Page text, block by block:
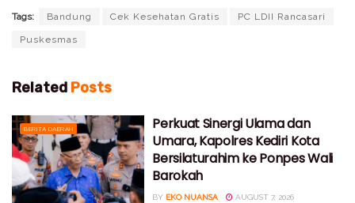
Tags: Bandung Cek Kesehatan Gratis PC LDII Rancasari
Puskesmas
Related Posts
BERITA DAERAH
Perkuat Sinergi Ulama dan
Umara, Kapolres Kediri Kota
Bersilaturahim ke Ponpes Wali
Barokah
BY EKO NUANSA AUGUST 7, 2026